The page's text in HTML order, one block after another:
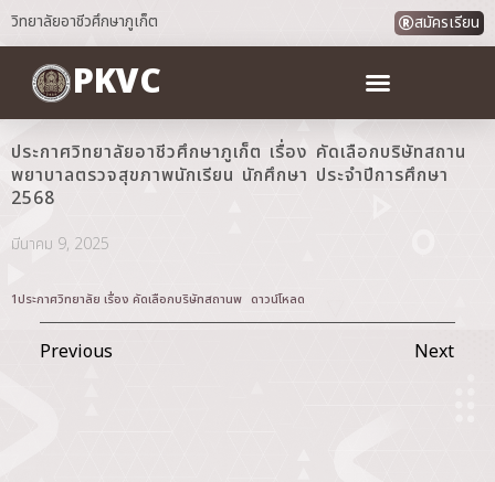
วิทยาลัยอาชีวศึกษาภูเก็ต สมัครเรียน
PKVC
ประกาศวิทยาลัยอาชีวศึกษาภูเก็ต เรื่อง คัดเลือกบริษัทสถาน
พยาบาลตรวจสุขภาพนักเรียน นักศึกษา ประจำปีการศึกษา
2568
มีนาคม 9, 2025
1ประกาศวิทยาลัย เรื่อง คัดเลือกบริษัทสถานพ ดาวน์โหลด
Previous Next